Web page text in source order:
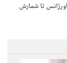
اورژانس تا شمارش